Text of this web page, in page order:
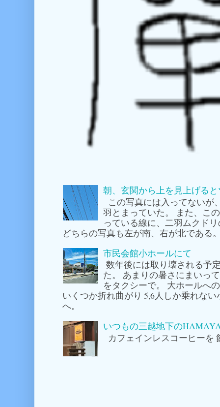
朝、玄関から上を見上げる
この写真には入ってないが
羽とまっていた。 また、こ
っている線に、二羽ムクド
どちらの写真も左が南、右が北である
市民会館小ホールにて
数年後には取り壊される予
た。 あまりの暑さにまいっ
をタクシーで。 大ホールへ
いくつか折れ曲がり 5,6人しか乗れな
へ。
いつもの三越地下の
カフェインレスコーヒーを